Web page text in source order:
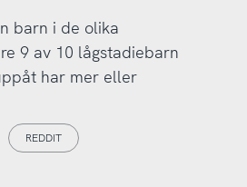
barn i de olika
9 av 10 lågstadiebarn
har mer eller
REDDIT